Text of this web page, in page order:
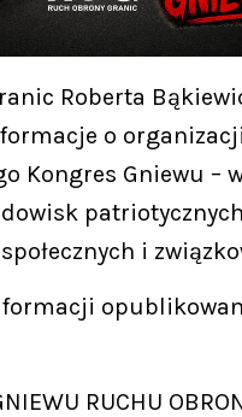
Roberta
o organizacji
Kongres Gniewu –
i
RUCHU